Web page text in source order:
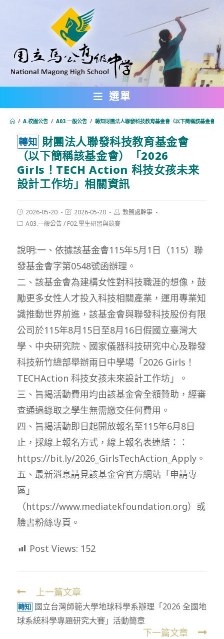
內
選單
/ A.校園公告 / A03.一般公告 / 轉知財團法人聯發科技教育基金會（以下簡稱該基金會
轉知 財團法人聯發科技教育基金會
（以下簡稱該基金會）「2026
Girls！TECH Action 科技女孩未来
設計工作坊」相關資訊
Post
published:
2026-05-20
Post
modified:
2026-05-20
Post
author:
教務處幹事
PostA03.一般公告/ F02.學生研習與競賽
說明:一、依據該基金會115年5月1日（115）聯
發基金會字第0548號函辦理。
二、該基金會為建構女性對科技職涯的想像，鼓
勵更多女性人才投入科技相關產業，運用專業知
識推動世界前進，該基金會與聯發科技股份有限
公司於115年8月15日至8月16日假國立臺灣大
學、中央研究院、國家儀器科技研究中心及聯發
科技新竹總部舉辦兩日中學場「2026 Girls！
TECHAction 科技女孩未來設計工作坊」。
三、旨揭活動費用均由該基金會全額贊助，經審
查通過錄取之學生無需繳交任何費用。
四、旨揭活動即日起開放報名至115年6月8日
止，採線上報名方式，線上報名表連結：：
https://bit.ly/2026_GirlsTechAction_Apply。
五、最新消息請見該基金會官方網站「申請專
區」
（https://www.mediatekfoundation.org）或
臉書粉絲專頁。
Post Views: 152
Read
more
articles
上一篇文章
轉知 國立台灣師範大學地球科學系辦理「2026 全國地
球系統科學專題研究大賽」活動簡章
下一篇文章